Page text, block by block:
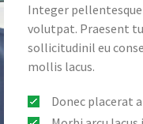
Integer
volutpat. Praesent
sollicitudinil eu
mollis lacus.
Donec placerat